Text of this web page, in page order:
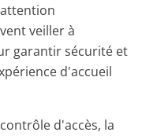
veiller à
garantir sécurité et
d'accueil
d'accès, la